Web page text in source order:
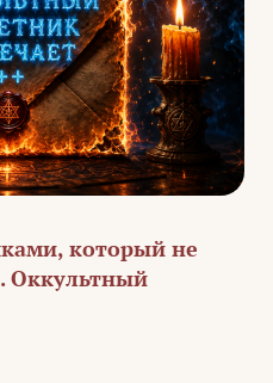
который не
Оккультный